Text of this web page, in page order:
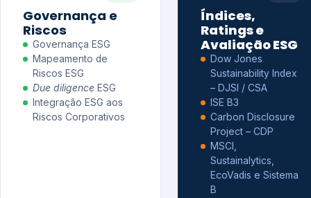
Governança e
Riscos
Governança ESG
Mapeamento de
Riscos ESG
Due diligence ESG
Integração ESG aos
Riscos Corporativos
Índices,
Ratings e
Avaliação ESG
Dow Jones
Sustainability Index
– DJSI / CSA
ISE B3
Carbon Disclosure
Project – CDP
MSCI,
Sustainalytics,
EcoVadis e Sistema
B